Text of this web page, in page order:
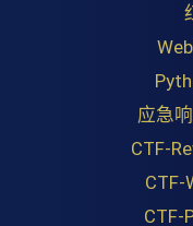
应急
CTF-
CTF-
CTF-